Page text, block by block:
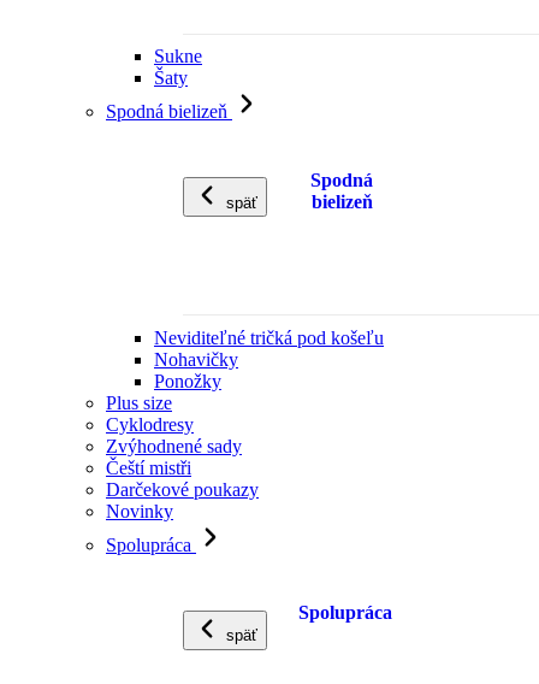
Sukne
Šaty
Spodná bielizeň
späť
Spodná
bielizeň
Neviditeľné tričká pod košeľu
Nohavičky
Ponožky
Plus size
Cyklodresy
Zvýhodnené sady
Čeští mistři
Darčekové poukazy
Novinky
Spolupráca
späť
Spolupráca